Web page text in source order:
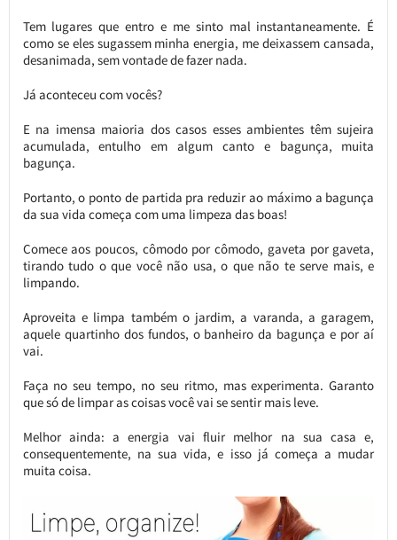
Tem lugares que entro e me sinto mal instantaneamente. É
como se eles sugassem minha energia, me deixassem cansada,
desanimada, sem vontade de fazer nada.
Já aconteceu com vocês?
E na imensa maioria dos casos esses ambientes têm sujeira
acumulada, entulho em algum canto e bagunça, muita
bagunça.
Portanto, o ponto de partida pra reduzir ao máximo a bagunça
da sua vida começa com uma limpeza das boas!
Comece aos poucos, cômodo por cômodo, gaveta por gaveta,
tirando tudo o que você não usa, o que não te serve mais, e
limpando.
Aproveita e limpa também o jardim, a varanda, a garagem,
aquele quartinho dos fundos, o banheiro da bagunça e por aí
vai.
Faça no seu tempo, no seu ritmo, mas experimenta. Garanto
que só de limpar as coisas você vai se sentir mais leve.
Melhor ainda: a energia vai fluir melhor na sua casa e,
consequentemente, na sua vida, e isso já começa a mudar
muita coisa.